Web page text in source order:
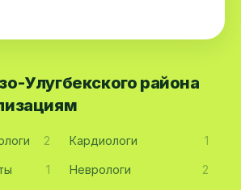
Улугбекского района
2 Кардиологи 1
1 Неврологи 2